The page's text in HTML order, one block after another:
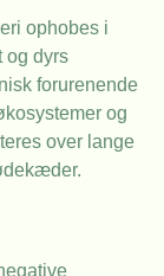
ophobes i
og dyrs
forurenende
og
over lange